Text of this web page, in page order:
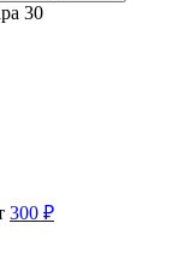
30
300 ₽